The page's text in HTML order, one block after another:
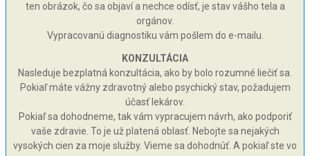
ten obrázok, čo sa objaví a nechce odísť, je stav vášho tela a
orgánov.
Vypracovanú diagnostiku vám pošlem do e-mailu.
KONZULTÁCIA
Nasleduje bezplatná konzultácia, ako by bolo rozumné liečiť sa.
Pokiaľ máte vážny zdravotný alebo psychický stav, požadujem
účasť lekárov.
Pokiaľ sa dohodneme, tak vám vypracujem návrh, ako podporiť
vaše zdravie. To je už platená oblasť. Nebojte sa nejakých
vysokých cien za moje služby. Vieme sa dohodnúť. A pokiaľ ste vo